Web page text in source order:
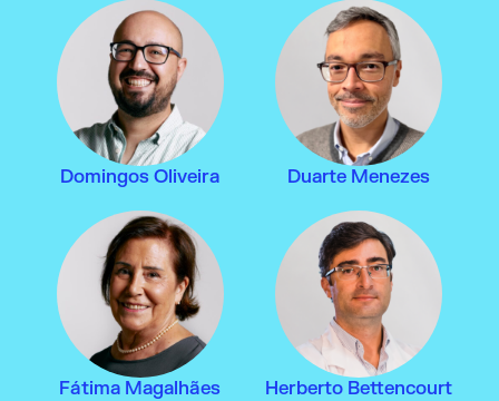
Domingos Oliveira Duarte Menezes
Fátima Magalhães Herberto Bettencourt